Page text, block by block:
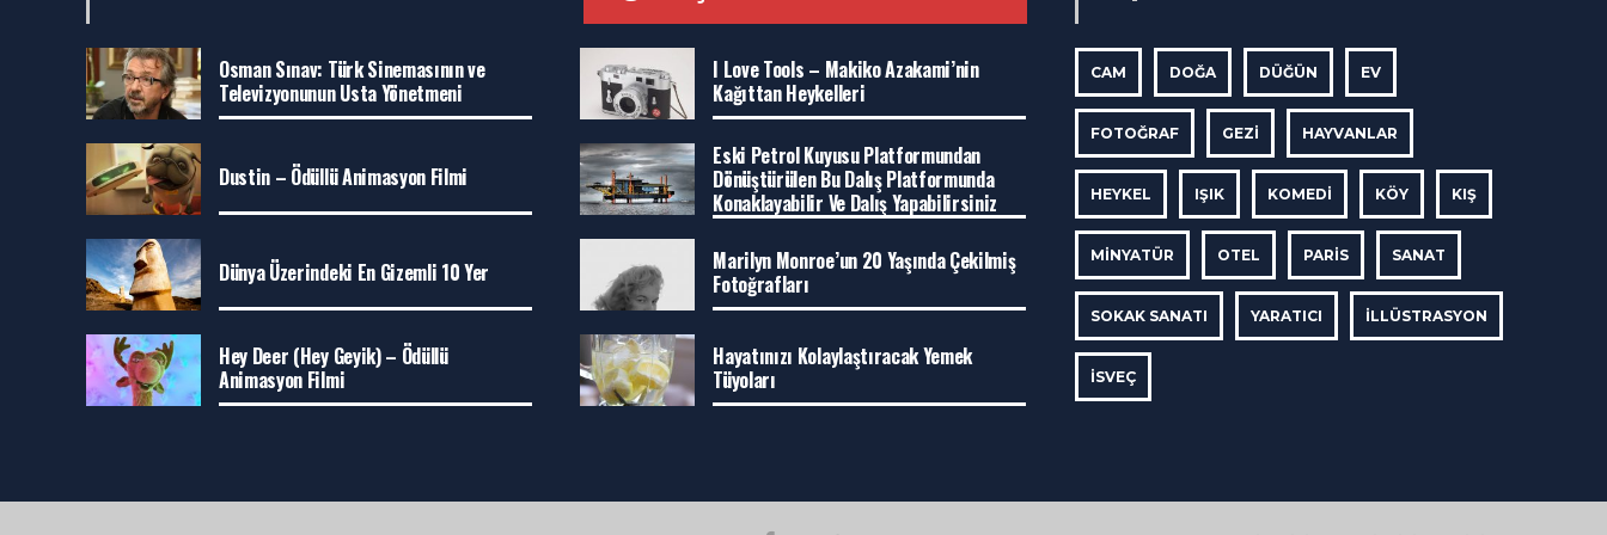
Osman Sınav: Türk Sinemasının ve
Televizyonunun Usta Yönetmeni
Dustin – Ödüllü Animasyon Filmi
Dünya Üzerindeki En Gizemli 10 Yer
Hey Deer (Hey Geyik) – Ödüllü
Animasyon Filmi
I Love Tools – Makiko Azakami’nin
Kağıttan Heykelleri
Eski Petrol Kuyusu Platformundan
Dönüştürülen Bu Dalış Platformunda
Konaklayabilir Ve Dalış Yapabilirsiniz
Marilyn Monroe’un 20 Yaşında Çekilmiş
Fotoğrafları
Hayatınızı Kolaylaştıracak Yemek
Tüyoları
CAM DOĞA DÜĞÜN EV
FOTOĞRAF GEZI HAYVANLAR
HEYKEL IŞIK KOMEDI KÖY KIŞ
MINYATÜR OTEL PARIS SANAT
SOKAK SANATI YARATICI İLLÜSTRASYON
İSVEÇ